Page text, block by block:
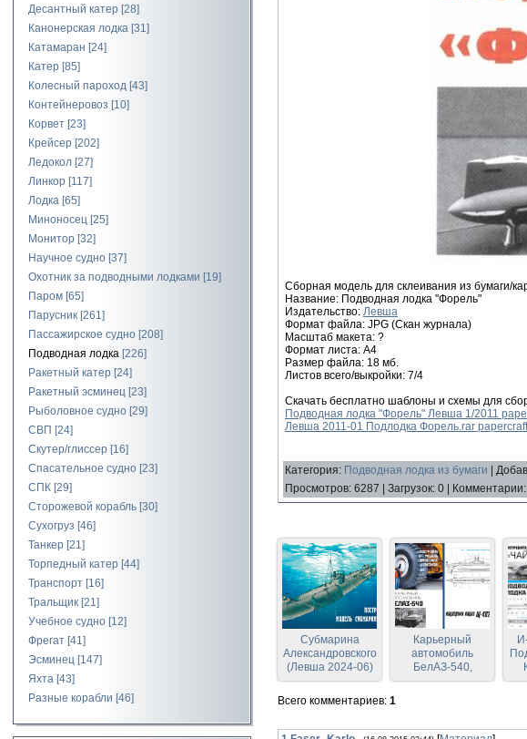
Десантный катер [28]
Канонерская лодка [31]
Катамаран [24]
Катер [85]
Колесный пароход [43]
Контейнеровоз [10]
Корвет [23]
Крейсер [202]
Ледокол [27]
Линкор [117]
Лодка [65]
Миноносец [25]
Монитор [32]
Научное судно [37]
Охотник за подводными лодками [19]
Паром [65]
Парусник [261]
Пассажирское судно [208]
Подводная лодка [226]
Ракетный катер [24]
Ракетный эсминец [23]
Рыболовное судно [29]
СВП [24]
Скутер/глиссер [16]
Спасательное судно [23]
СПК [29]
Сторожевой корабль [30]
Сухогруз [46]
Танкер [21]
Торпедный катер [44]
Транспорт [16]
Тральщик [21]
Учебное судно [12]
Фрегат [41]
Эсминец [147]
Яхта [43]
Разные корабли [46]
Сборная модель для склеивания из бумаги/
Название: Подводная лодка "Форель"
Издательство: Левша
Формат файла: JPG (Скан журнала)
Масштаб макета: ?
Формат листа: А4
Размер файла: 18 мб.
Листов всего/выкройки: 7/4
Скачать бесплатно шаблоны и схемы для
Подводная лодка "Форель" Левша 1/2011
Левша 2011-01 Подлодка Форель.rar
Категория: Подводная лодка из бумаги
Просмотров: 6287 Загрузок: 0 Комментарии:
Субмарина
Александровского
(Левша 2024-06)
Карьерный
автомобиль
БелАЗ-540,
Подводная лодка
Всего комментариев: 1